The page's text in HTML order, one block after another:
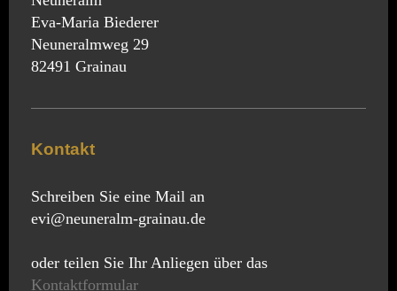
Eva-Maria Biederer
Neuneralmweg 29
82491 Grainau
Kontakt
Schreiben Sie eine Mail an
evi@neuneralm-grainau.de
oder teilen Sie Ihr Anliegen über das
Kontaktformular